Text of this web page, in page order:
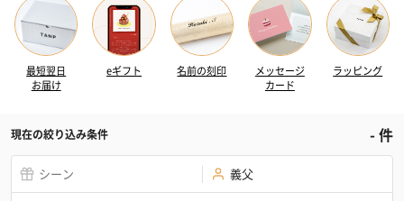
最短翌日
お届け
eギフト 名前の刻印
メッセージ
カード
ラッピング
現在の絞り込み条件 -件
シーン 義父